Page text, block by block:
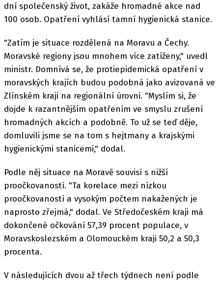
dní společenský život, zakáže hromadné akce nad
100 osob. Opatření vyhlásí tamní hygienická stanice.
"Zatím je situace rozdělená na Moravu a Čechy.
Moravské regiony jsou mnohem více zatíženy," uvedl
ministr. Domnívá se, že protiepidemická opatření v
moravských krajích budou podobná jako avizovaná ve
Zlínském kraji na regionální úrovni. "Myslím si, že
dojde k razantnějším opatřením ve smyslu zrušení
hromadných akcích a podobně. To už se teď děje,
domluvili jsme se na tom s hejtmany a krajskými
hygienickými stanicemi," dodal.
Podle něj situace na Moravě souvisí s nižší
proočkovaností. "Ta korelace mezi nízkou
proočkovaností a vysokým počtem nakažených je
naprosto zřejmá," dodal. Ve Středočeském kraji má
dokončené očkování 57,39 procent populace, v
Moravskoslezském a Olomouckém kraji 50,2 a 50,3
procenta.
V následujících dvou až třech týdnech není podle